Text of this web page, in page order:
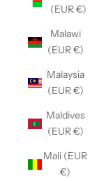
(EUR €)
Malawi
(EUR €)
Malaysia
(EUR €)
Maldives
(EUR €)
Mali (EUR
€)